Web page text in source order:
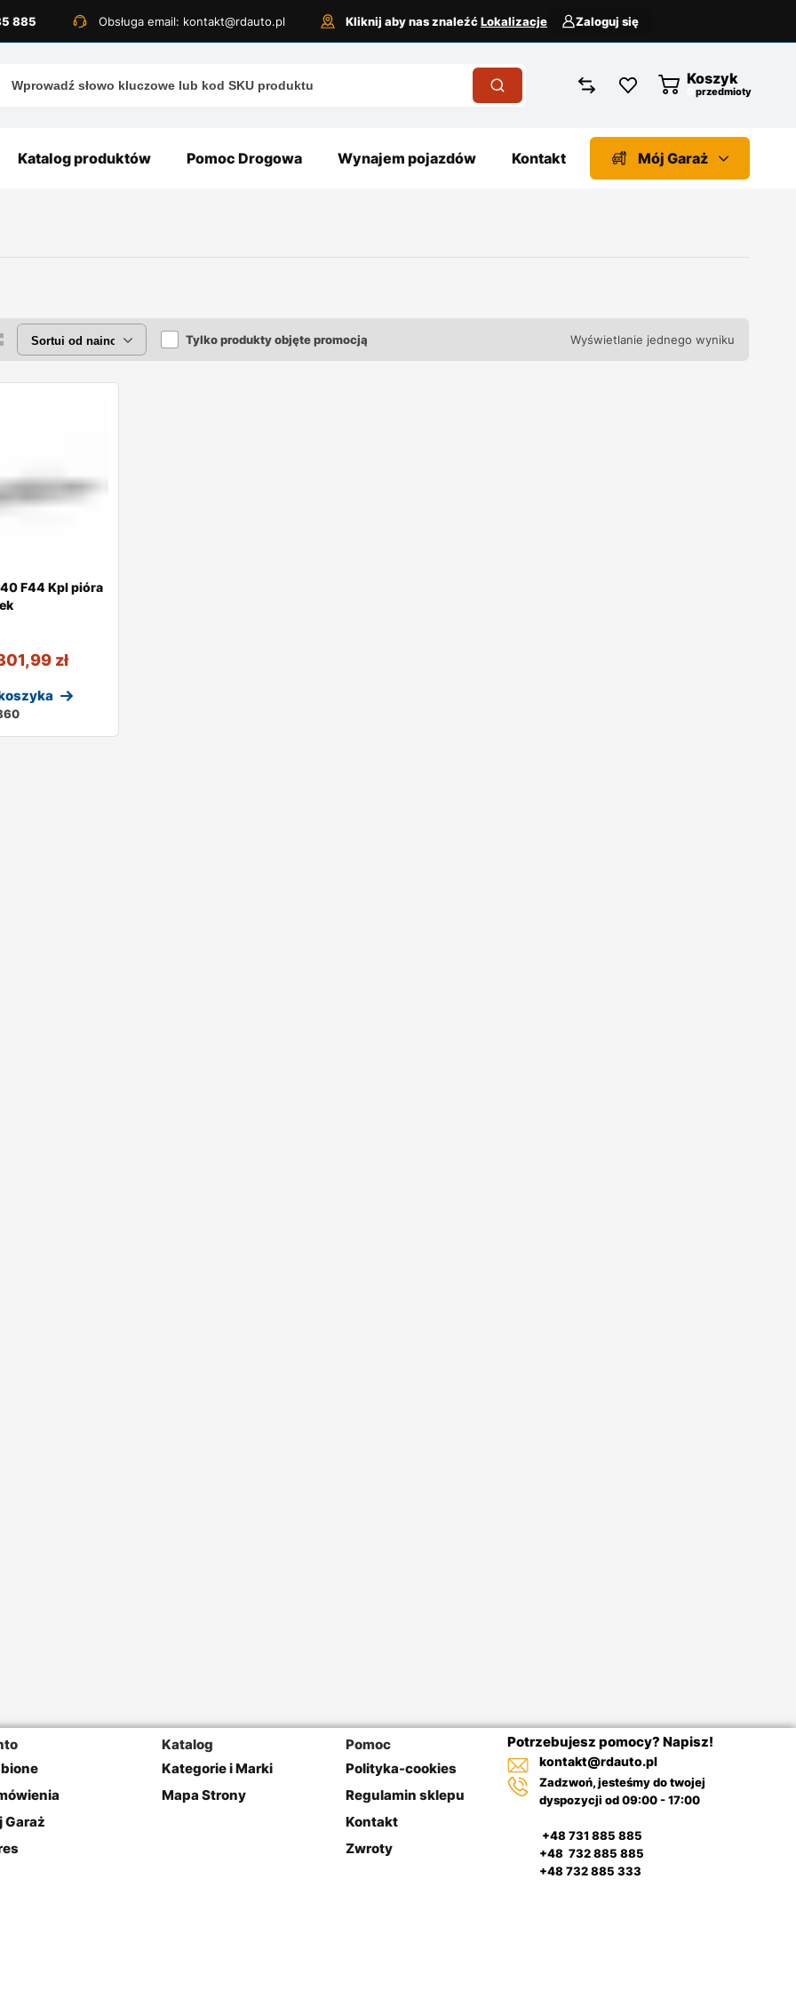
885 Obsługa email: kontakt@rdauto.pl Kliknij aby nas znaleźćLokalizacje Zaloguj się
Koszyk
przedmioty
Katalog produktów Pomoc Drogowa Wynajem pojazdów Kontakt Mój Garaż
Tylko produkty objęte promocją Wyświetlanie jednego wyniku
F44 Kpl pióra
zł
Garaż
Katalog
Kategorie i Marki
Mapa Strony
Pomoc
Polityka-cookies
Regulamin sklepu
Kontakt
Zwroty
Potrzebujesz pomocy? Napisz!
kontakt@rdauto.pl
Zadzwoń, jesteśmy do twojej
dyspozycji od 09:00 - 17:00
+48 731 885 885
+48 732 885 885
+48 732 885 333